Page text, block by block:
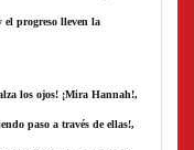
progreso lleven la
los ojos! ¡Mira Hannah!,
paso a través de ellas!,